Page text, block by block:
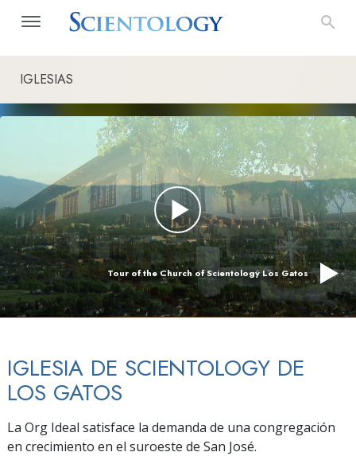
IGLESIAS
Tour of the Church of Scientology Los Gatos
IGLESIA DE SCIENTOLOGY DE
LOS GATOS
La Org Ideal satisface la demanda de una congregación
en crecimiento en el suroeste de San José.